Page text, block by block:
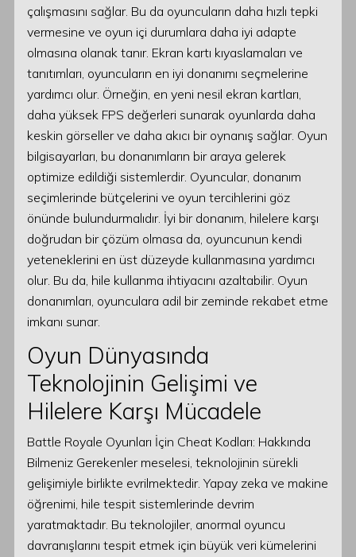
çalışmasını sağlar. Bu da oyuncuların daha hızlı tepki
vermesine ve oyun içi durumlara daha iyi adapte
olmasına olanak tanır. Ekran kartı kıyaslamaları ve
tanıtımları, oyuncuların en iyi donanımı seçmelerine
yardımcı olur. Örneğin, en yeni nesil ekran kartları,
daha yüksek FPS değerleri sunarak oyunlarda daha
keskin görseller ve daha akıcı bir oynanış sağlar. Oyun
bilgisayarları, bu donanımların bir araya gelerek
optimize edildiği sistemlerdir. Oyuncular, donanım
seçimlerinde bütçelerini ve oyun tercihlerini göz
önünde bulundurmalıdır. İyi bir donanım, hilelere karşı
doğrudan bir çözüm olmasa da, oyuncunun kendi
yeteneklerini en üst düzeyde kullanmasına yardımcı
olur. Bu da, hile kullanma ihtiyacını azaltabilir. Oyun
donanımları, oyunculara adil bir zeminde rekabet etme
imkanı sunar.
Oyun Dünyasında
Teknolojinin Gelişimi ve
Hilelere Karşı Mücadele
Battle Royale Oyunları İçin Cheat Kodları: Hakkında
Bilmeniz Gerekenler meselesi, teknolojinin sürekli
gelişimiyle birlikte evrilmektedir. Yapay zeka ve makine
öğrenimi, hile tespit sistemlerinde devrim
yaratmaktadır. Bu teknolojiler, anormal oyuncu
davranışlarını tespit etmek için büyük veri kümelerini